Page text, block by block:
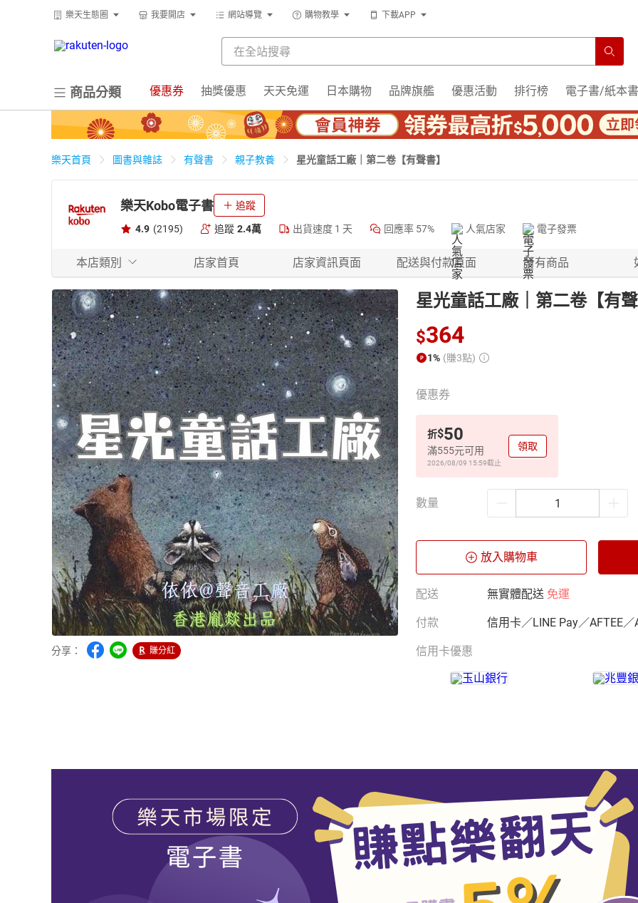
樂天生態圈 我要開店 網站導覽 購物教學 下載APP
商品分類 優惠券 抽獎優惠 天天免運 日本購物 品牌旗艦 優惠活動 排行榜 電子書/紙本書
樂天首頁 圖書與雜誌 有聲書 親子教養 星光童話工廠｜第二卷【有聲書】
樂天Kobo電子書 追蹤
4.9 (2195) 追蹤 2.4萬 出貨速度 1 天 回應率 57% 人氣店家 電子發票
本店類別 店家首頁 店家資訊頁面 配送與付款頁面 所有商品
分享： 賺分紅
星光童話工廠｜第二卷【有
$364
1% (賺3點)
優惠券
折$50
滿555元可用
2026/08/09 15:59截止
領取
數量
放入購物車
配送 無實體配送 免運
付款 信用卡／LINE Pay／AFTEE／
信用卡優惠